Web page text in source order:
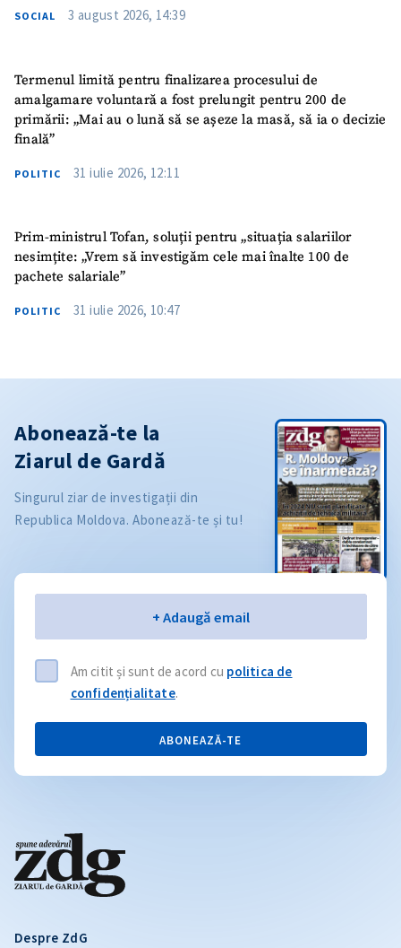
SOCIAL 3 august 2026, 14:39
Termenul limită pentru finalizarea procesului de
amalgamare voluntară a fost prelungit pentru 200 de
primării: „Mai au o lună să se așeze la masă, să ia o decizie
finală”
POLITIC 31 iulie 2026, 12:11
Prim-ministrul Tofan, soluții pentru „situația salariilor
nesimțite: „Vrem să investigăm cele mai înalte 100 de
pachete salariale”
POLITIC 31 iulie 2026, 10:47
Despre ZdG
Abonează-te la
Ziarul de Gardă
Singurul ziar de investigații din
Republica Moldova. Abonează-te și tu!
+ Adaugă email
Am citit și sunt de acord cu politica de
confidențialitate.
ABONEAZĂ-TE